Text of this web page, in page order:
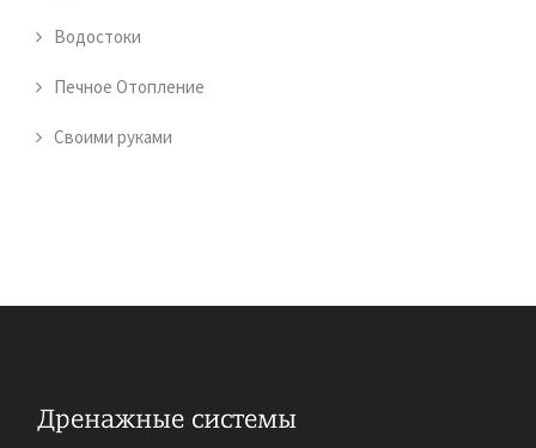
Водостоки
Печное Отопление
Своими руками